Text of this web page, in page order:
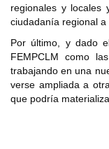
regionales y locales
ciudadanía regional a
Por último, y dado
FEMPCLM como
trabajando en una
verse ampliada a
que podría